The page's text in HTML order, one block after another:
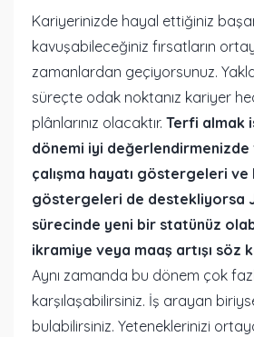
Kariyerinizde hayal ettiğiniz
kavuşabileceğiniz fırsatların
zamanlardan geçiyorsunuz.
süreçte odak noktanız kariyer
plânlarınız olacaktır. Terfi almak
dönemi iyi değerlendirmenizde
çalışma hayatı göstergeleri
göstergeleri de destekliyorsa
sürecinde yeni bir statünüz
ikramiye veya maaş artışı söz
Aynı zamanda bu dönem çok
karşılaşabilirsiniz. İş arayan
bulabilirsiniz. Yeteneklerinizi